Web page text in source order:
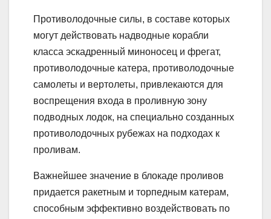
Противолодочные силы, в составе которых
могут действовать надводные корабли
класса эскадренный миноносец и фрегат,
противолодочные катера, противолодочные
самолеты и вертолеты, привлекаются для
воспрещения входа в проливную зону
подводных лодок, на специально созданных
противолодочных рубежах на подходах к
проливам.
Важнейшее значение в блокаде проливов
придается ракетным и торпедным катерам,
способным эффективно воздействовать по